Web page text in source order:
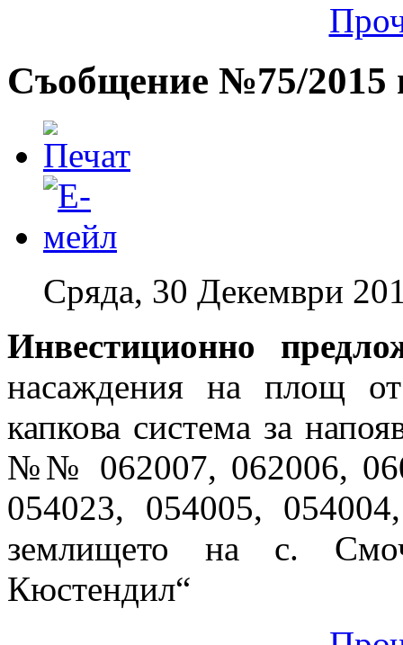
Съобщение №75/2015
Сряда, 30 Декември
Инвестиционно
насаждения на площ
капкова система за
№№ 062007, 062006,
054023, 054005,
землището на с.
Кюстендил“